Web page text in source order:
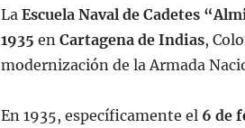
La Escuela Naval de Cadetes
1935 en Cartagena de Indias,
modernización de la Armada
En 1935, específicamente el 6 de